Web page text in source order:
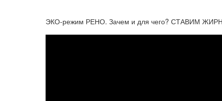
ЭКО-режим РЕНО. Зачем и для чего? СТАВИМ